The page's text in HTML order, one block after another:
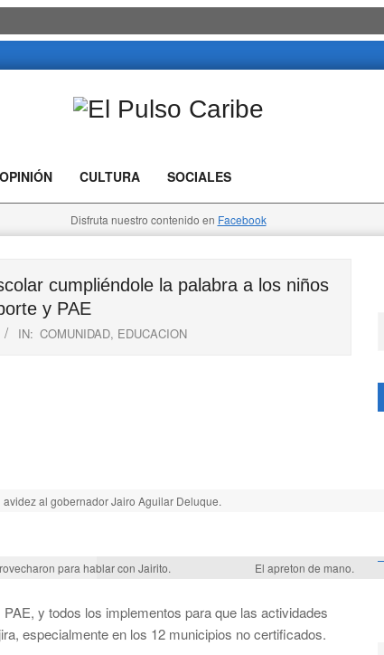
Caribe
OPINIÓN CULTURA SOCIALES
Disfruta nuestro contenido en Facebook
cumpliéndole la palabra a los niños
y PAE
IN: COMUNIDAD, EDUCACION
al gobernador Jairo Aguilar Deluque.
para hablar con Jairito. El apreton de mano.
y todos los implementos para que las actividades
especialmente en los 12 municipios no certificados.